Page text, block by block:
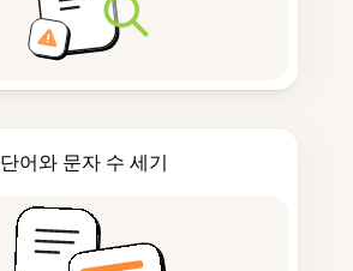
단어와 문자 수 세기